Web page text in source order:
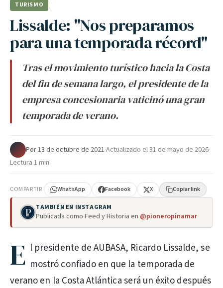
TURISMO
Lissalde: "Nos preparamos
para una temporada récord"
Tras el movimiento turístico hacia la Costa
del fin de semana largo, el presidente de la
empresa concesionaria vaticinó una gran
temporada de verano.
Por·13 de octubre de 2021·Actualizado el31 de mayo de 2026·
Lectura 1 min
COMPARTIR WhatsApp Facebook X Copiar link
TAMBIÉN EN INSTAGRAM
Publicada como Feed y Historia en @pioneropinamar
E l presidente de AUBASA, Ricardo Lissalde, se
mostró confiado en que la temporada de
verano en la Costa Atlántica será un éxito después